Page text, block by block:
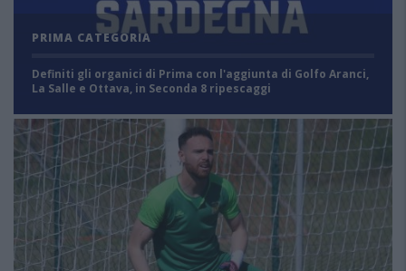
PRIMA CATEGORIA
Definiti gli organici di Prima con l'aggiunta di Golfo Aranci,
La Salle e Ottava, in Seconda 8 ripescaggi